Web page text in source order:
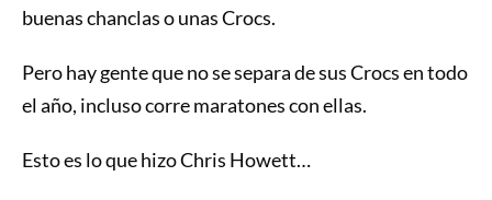
buenas chanclas o unas Crocs.
Pero hay gente que no se separa de sus Crocs en todo
el año, incluso corre maratones con ellas.
Esto es lo que hizo Chris Howett…